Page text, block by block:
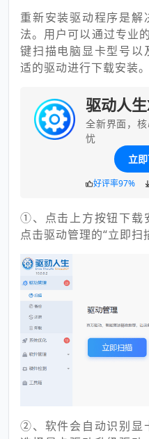
重新安装驱动程序是解
法。用户可以通过专业
键扫描电脑显卡型号以
适的驱动进行下载安装
驱动人
全新界面，
忧
立
好评率97%
①、点击上方按钮下载
点击驱动管理的“立即扫
②、软件会自动识别显